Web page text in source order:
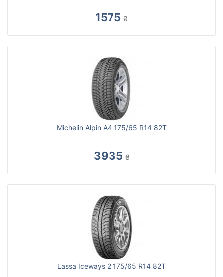
1575 ₴
Michelin Alpin A4 175/65 R14 82T
3935 ₴
Lassa Iceways 2 175/65 R14 82T